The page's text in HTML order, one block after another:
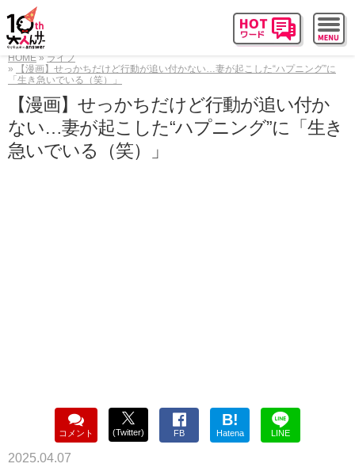
HOME
ライフ
【漫画】せっかちだけど行動が追い付かない…妻が起こした“ハプニング”に
「生き急いでいる（笑）」
【漫画】せっかちだけど行動が追い付か
ない…妻が起こした“ハプニング”に「生き
急いでいる（笑）」
コメント (Twitter) FB
B!
Hatena LINE
2025.04.07